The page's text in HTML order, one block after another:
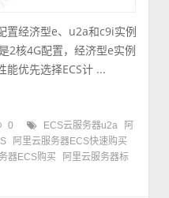
置经济型e、u2a和c9i实例
2核4G配置，经济型e实例
优先选择ECS计 ...
0 ECS云服务器u2a
阿
阿里云服务器ECS快速购买
器ECS购买
阿里云服务器标